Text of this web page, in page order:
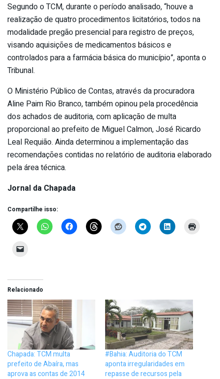
Segundo o TCM, durante o período analisado, “houve a
realização de quatro procedimentos licitatórios, todos na
modalidade pregão presencial para registro de preços,
visando aquisições de medicamentos básicos e
controlados para a farmácia básica do município”, aponta o
Tribunal.
O Ministério Público de Contas, através da procuradora
Aline Paim Rio Branco, também opinou pela procedência
dos achados de auditoria, com aplicação de multa
proporcional ao prefeito de Miguel Calmon, José Ricardo
Leal Requião. Ainda determinou a implementação das
recomendações contidas no relatório de auditoria elaborado
pela área técnica.
Jornal da Chapada
Compartilhe isso:
Relacionado
Chapada: TCM multa
prefeito de Abaíra, mas
aprova as contas de 2014
#Bahia: Auditoria do TCM
aponta irregularidades em
repasse de recursos pela